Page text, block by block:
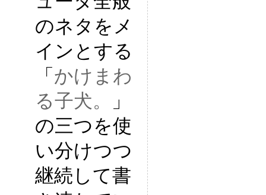
のネタをメ
インとする
「 かけまわ
る子犬。
」
の三つを使
い分けつつ
継続して書